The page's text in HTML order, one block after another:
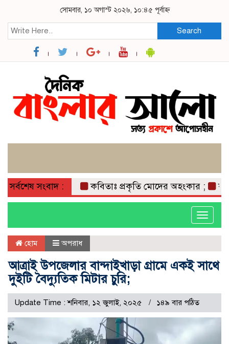
সোমবার, ১০ অগাস্ট ২০২৬, ১০:৪৫ পূর্বাহ্ন
Search
সর্বশেষ সংবাদ : কবিতাঃ প্রকৃতি মোদের অহংকার ;
Toggle
হোম অপরাধ
আত্রাই উপজেলার বান্দাইখাড়া গ্রামে একই সাথে
দুইটি বৈদ্যুতিক মিটার চুরি;
Update Time : শনিবার, ১২ জুলাই, ২০২৫ ১৪৯ বার পঠিত